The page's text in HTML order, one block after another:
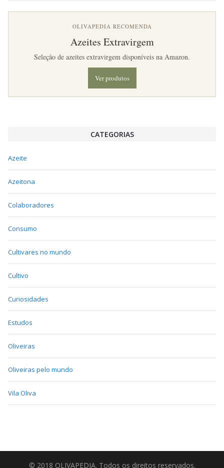
OLIVAPEDIA RECOMENDA
Azeites Extravirgem
Seleção de azeites extravirgem disponíveis na Amazon.
Ver produtos
CATEGORIAS
Azeite
Azeitona
Colaboradores
Consumo
Cultivares no mundo
Cultivo
Curiosidades
Estudos
Oliveiras
Oliveiras pelo mundo
Vila Oliva
© 2018 OLIVAPEDIA. Todos os direitos reservados.